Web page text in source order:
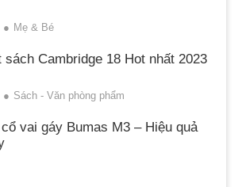
Mẹ & Bé
sách Cambridge 18 Hot nhất 2023
Sách - Văn phòng phẩm
vai gáy Bumas M3 – Hiệu quả